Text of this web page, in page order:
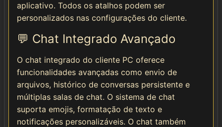
aplicativo. Todos os atalhos podem ser
personalizados nas configurações do cliente.
💬 Chat Integrado Avançado
O chat integrado do cliente PC oferece
funcionalidades avançadas como envio de
arquivos, histórico de conversas persistente e
múltiplas salas de chat. O sistema de chat
suporta emojis, formatação de texto e
notificações personalizáveis. O chat também